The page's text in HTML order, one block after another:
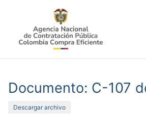
contenido
Documento: C-107
Descargar archivo